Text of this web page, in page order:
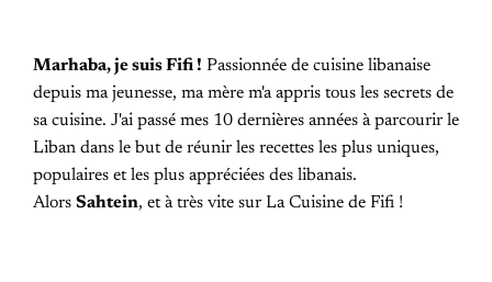
Marhaba, je suis Fifi ! Passionnée de cuisine libanaise
depuis ma jeunesse, ma mère m'a appris tous les secrets de
sa cuisine. J'ai passé mes 10 dernières années à parcourir le
Liban dans le but de réunir les recettes les plus uniques,
populaires et les plus appréciées des libanais.
Alors Sahtein, et à très vite sur La Cuisine de Fifi !